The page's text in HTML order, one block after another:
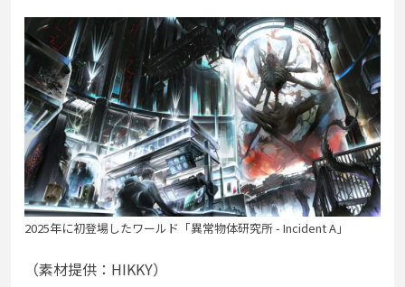
2025年に初登場したワールド「異常物体研究所 - Incident A」
（素材提供：HIKKY）